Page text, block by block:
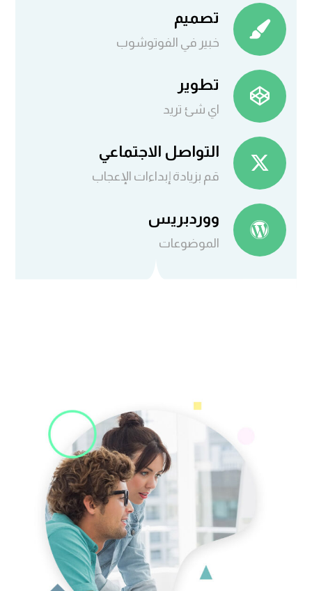
تصميم
خبير في الفوتوشوب
تطوير
اي شئ تريد
التواصل الاجتماعي
قم بزيادة إبداءات الإعجاب
ووردبريس
الموضوعات